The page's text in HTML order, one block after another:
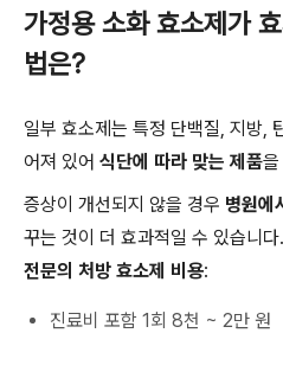
가정용 소화 효소제가
법은?
일부 효소제는 특정 단백질, 지방,
어져 있어 식단에 따라 맞는 제품
증상이 개선되지 않을 경우 병원에
꾸는 것이 더 효과적일 수 있습니다.
전문의 처방 효소제 비용:
진료비 포함 1회 8천 ~ 2만 원